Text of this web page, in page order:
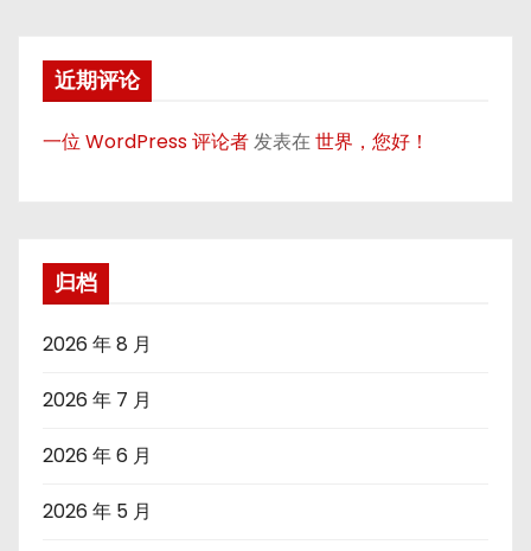
近期评论
一位 WordPress 评论者发表在世界，您好！
归档
2026 年 8 月
2026 年 7 月
2026 年 6 月
2026 年 5 月